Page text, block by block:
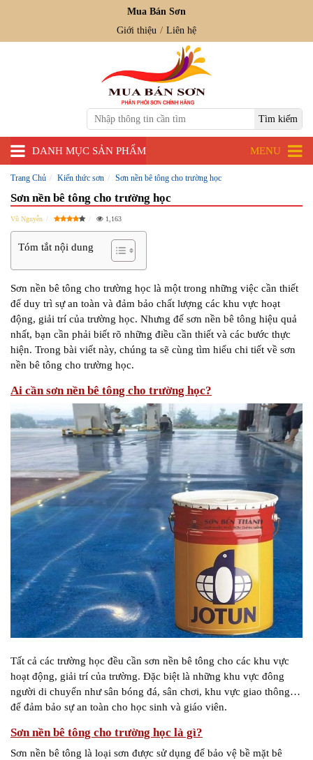
Mua Bán Sơn
Giới thiệu
Liên hệ
DANH MỤC SẢN PHẨM MENU
Trang Chủ Kiến thức sơn Sơn nền bê tông cho trường học
Sơn nền bê tông cho trường học
Vũ Nguyễn 1,163
Tóm tắt nội dung
Sơn nền bê tông cho trường học là một trong những việc cần thiết
để duy trì sự an toàn và đảm bảo chất lượng các khu vực hoạt
động, giải trí của trường học. Nhưng để sơn nền bê tông hiệu quả
nhất, bạn cần phải biết rõ những điều cần thiết và các bước thực
hiện. Trong bài viết này, chúng ta sẽ cùng tìm hiểu chi tiết về sơn
nền bê tông cho trường học.
Ai cần sơn nền bê tông cho trường học?
Tất cả các trường học đều cần sơn nền bê tông cho các khu vực
hoạt động, giải trí của trường. Đặc biệt là những khu vực đông
người di chuyển như sân bóng đá, sân chơi, khu vực giao thông…
để đảm bảo sự an toàn cho học sinh và giáo viên.
Sơn nền bê tông cho trường học là gì?
Sơn nền bê tông là loại sơn được sử dụng để bảo vệ bề mặt bê